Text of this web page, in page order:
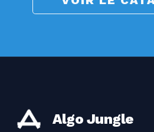
Algo Jungle